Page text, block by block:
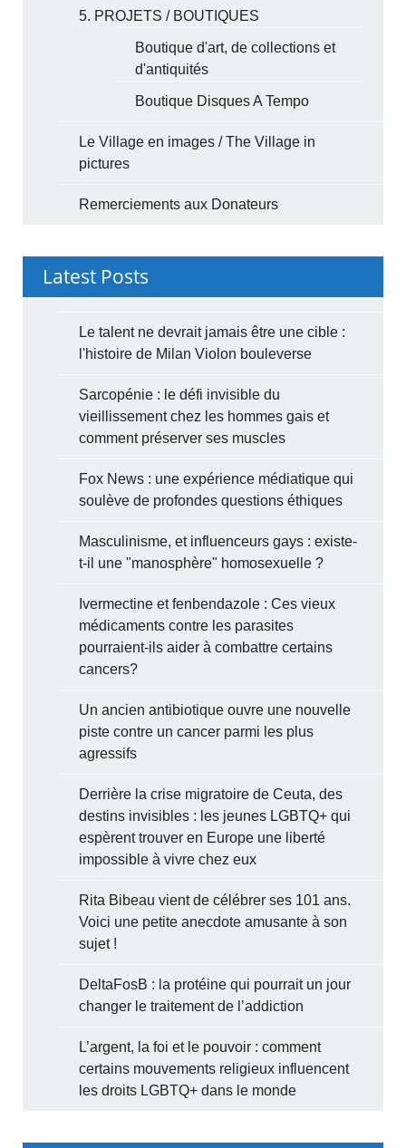
5. PROJETS / BOUTIQUES
Boutique d'art, de collections et
d'antiquités
Boutique Disques A Tempo
Le Village en images / The Village in
pictures
Remerciements aux Donateurs
Latest Posts
Le talent ne devrait jamais être une cible :
l'histoire de Milan Violon bouleverse
Sarcopénie : le défi invisible du
vieillissement chez les hommes gais et
comment préserver ses muscles
Fox News : une expérience médiatique qui
soulève de profondes questions éthiques
Masculinisme, et influenceurs gays : existe-
t-il une "manosphère" homosexuelle ?
Ivermectine et fenbendazole : Ces vieux
médicaments contre les parasites
pourraient-ils aider à combattre certains
cancers?
Un ancien antibiotique ouvre une nouvelle
piste contre un cancer parmi les plus
agressifs
Derrière la crise migratoire de Ceuta, des
destins invisibles : les jeunes LGBTQ+ qui
espèrent trouver en Europe une liberté
impossible à vivre chez eux
Rita Bibeau vient de célébrer ses 101 ans.
Voici une petite anecdote amusante à son
sujet !
DeltaFosB : la protéine qui pourrait un jour
changer le traitement de l’addiction
L’argent, la foi et le pouvoir : comment
certains mouvements religieux influencent
les droits LGBTQ+ dans le monde